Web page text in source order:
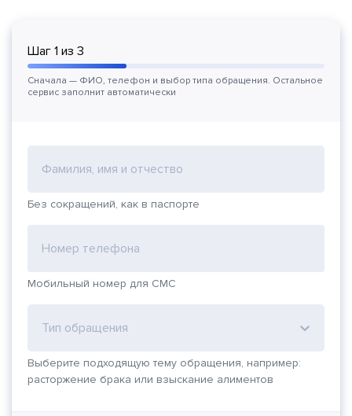
Шаг 1 из 3
Сначала — ФИО, телефон и выбор типа обращения. Остальное
сервис заполнит автоматически
Фамилия, имя и отчество
Без сокращений, как в паспорте
Номер телефона
Мобильный номер для СМС
Тип обращения
Выберите подходящую тему обращения, например:
расторжение брака или взыскание алиментов